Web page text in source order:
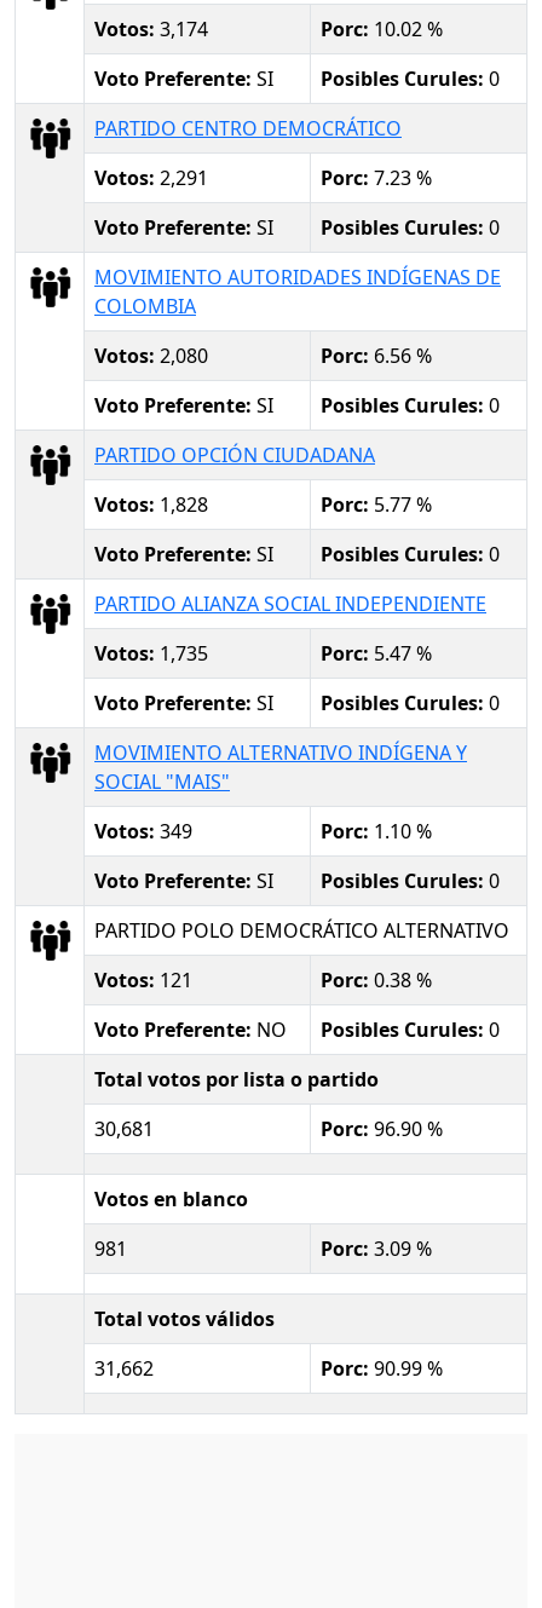
Votos: 3,174 Porc: 10.02 %
Voto Preferente: SI Posibles Curules: 0
PARTIDO CENTRO DEMOCRÁTICO
Votos: 2,291 Porc: 7.23 %
Voto Preferente: SI Posibles Curules: 0
MOVIMIENTO AUTORIDADES INDÍGENAS DE
COLOMBIA
Votos: 2,080 Porc: 6.56 %
Voto Preferente: SI Posibles Curules: 0
PARTIDO OPCIÓN CIUDADANA
Votos: 1,828 Porc: 5.77 %
Voto Preferente: SI Posibles Curules: 0
PARTIDO ALIANZA SOCIAL INDEPENDIENTE
Votos: 1,735 Porc: 5.47 %
Voto Preferente: SI Posibles Curules: 0
MOVIMIENTO ALTERNATIVO INDÍGENA Y
SOCIAL "MAIS"
Votos: 349 Porc: 1.10 %
Voto Preferente: SI Posibles Curules: 0
PARTIDO POLO DEMOCRÁTICO ALTERNATIVO
Votos: 121 Porc: 0.38 %
Voto Preferente: NO Posibles Curules: 0
Total votos por lista o partido
30,681
Porc: 96.90 %
Votos en blanco
981
Porc: 3.09 %
Total votos válidos
31,662
Porc: 90.99 %